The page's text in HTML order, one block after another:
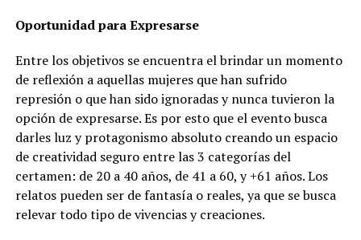
Oportunidad para Expresarse
Entre los objetivos se encuentra el brindar un momento
de reflexión a aquellas mujeres que han sufrido
represión o que han sido ignoradas y nunca tuvieron la
opción de expresarse. Es por esto que el evento busca
darles luz y protagonismo absoluto creando un espacio
de creatividad seguro entre las 3 categorías del
certamen: de 20 a 40 años, de 41 a 60, y +61 años. Los
relatos pueden ser de fantasía o reales, ya que se busca
relevar todo tipo de vivencias y creaciones.